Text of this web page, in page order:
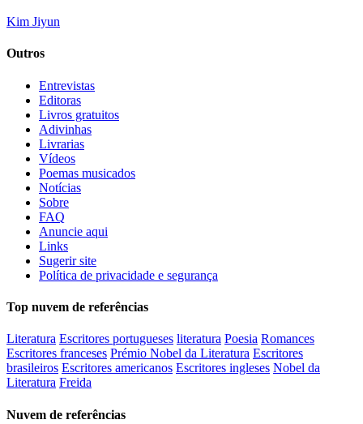
Kim Jiyun
Outros
Entrevistas
Editoras
Livros gratuitos
Adivinhas
Livrarias
Vídeos
Poemas musicados
Notícias
Sobre
FAQ
Anuncie aqui
Links
Sugerir site
Política de privacidade e segurança
Top nuvem de referências
Literatura Escritores portugueses literatura Poesia Romances
Escritores franceses Prémio Nobel da Literatura Escritores
brasileiros Escritores americanos Escritores ingleses Nobel da
Literatura Freida
Nuvem de referências